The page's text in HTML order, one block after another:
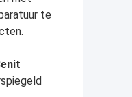
te